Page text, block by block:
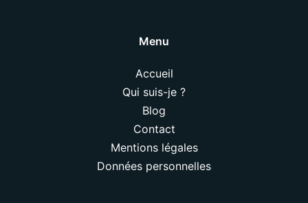
Menu
Accueil
Qui suis-je ?
Blog
Contact
Mentions légales
Données personnelles